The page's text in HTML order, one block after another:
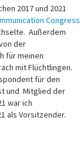
2017 und 2021
Congress
Außerdem
der
für meinen
mit Flüchtlingen.
für den
und Mitglied der
war ich
als Vorsitzender.